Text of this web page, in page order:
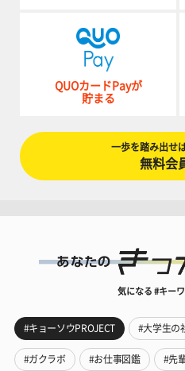
QUOカードPayが
貯まる
一歩を踏み出せ
無料会
気になる #キー
#キョーソウPROJECT #大学生の
#ガクラボ #お仕事図鑑 #先